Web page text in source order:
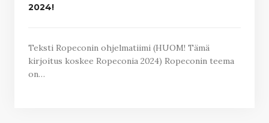
2024!
Teksti Ropeconin ohjelmatiimi (HUOM! Tämä
kirjoitus koskee Ropeconia 2024) Ropeconin teema
on…